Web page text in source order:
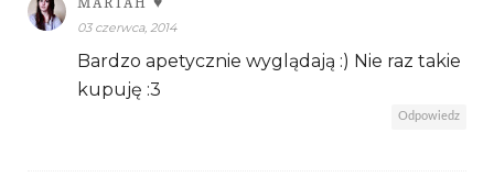
03 czerwca, 2014
Bardzo apetycznie wyglądają :) Nie raz takie
kupuję :3
Odpowiedz